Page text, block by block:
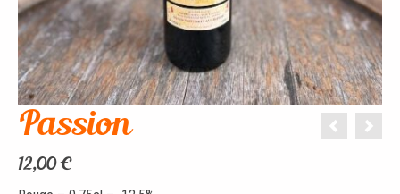
Passion
12,00€